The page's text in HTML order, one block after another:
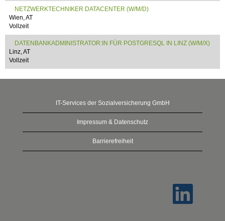
NETZWERKTECHNIKER DATACENTER (W/M/D)
Wien, AT
Vollzeit
DATENBANKADMINISTRATOR:IN FÜR POSTGRESQL IN LINZ (W/M/X)
Linz, AT
Vollzeit
IT-Services der Sozialversicherung GmbH
Impressum & Datenschutz
Barrierefreiheit
W
d